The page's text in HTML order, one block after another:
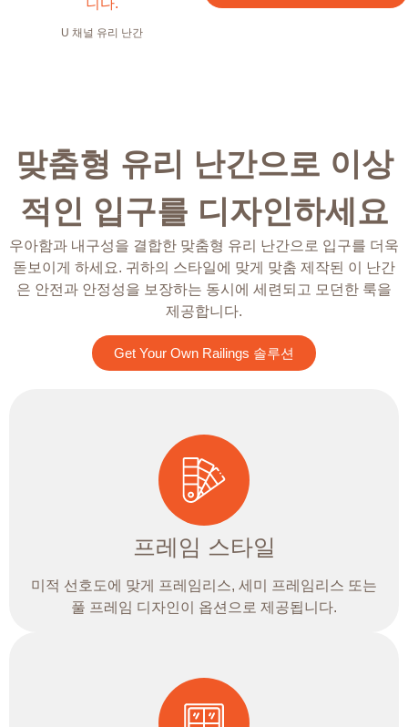
U 채널 유리 난간
맞춤형 유리 난간으로 이상
적인 입구를 디자인하세요
우아함과 내구성을 결합한 맞춤형 유리 난간으로 입구를 더욱
돋보이게 하세요. 귀하의 스타일에 맞게 맞춤 제작된 이 난간
은 안전과 안정성을 보장하는 동시에 세련되고 모던한 룩을
제공합니다.
Get Your Own Railings 솔루션
프레임 스타일
미적 선호도에 맞게 프레임리스, 세미 프레임리스 또는
풀 프레임 디자인이 옵션으로 제공됩니다.